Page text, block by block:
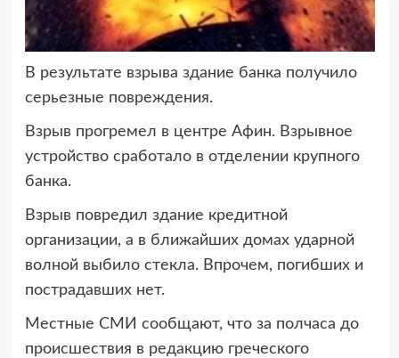
В результате взрыва здание банка получило
серьезные повреждения.
Взрыв прогремел в центре Афин. Взрывное
устройство сработало в отделении крупного
банка.
Взрыв повредил здание кредитной
организации, а в ближайших домах ударной
волной выбило стекла. Впрочем, погибших и
пострадавших нет.
Местные СМИ сообщают, что за полчаса до
происшествия в редакцию греческого